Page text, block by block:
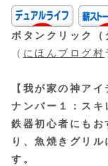
ボタンクリック
（ にほんブログ村
【我が家の神ア
ナンバー１：スキ
鉄器初心者にもお
り、魚焼きグリ
す。